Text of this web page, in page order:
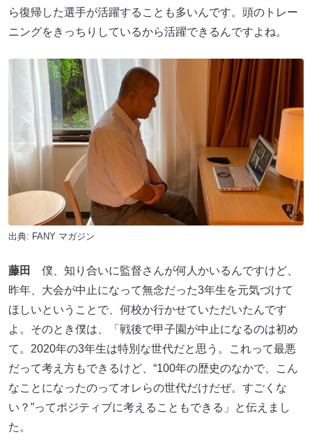
ら復帰した選手が活躍することも多いんです。頭のトレー
ニングをきっちりしているから活躍できるんですよね。
出典: FANY マガジン
藤田
僕、知り合いに監督さんが何人かいるんですけど、
昨年、大会が中止になって無念だった3年生を元気づけて
ほしいということで、何校か行かせていただいたんです
よ。そのとき僕は、「戦後で甲子園が中止になるのは初め
て。2020年の3年生は特別な世代だと思う。これって最悪
だって考え方もできるけど、“100年の歴史のなかで、こん
なことになったのってオレらの世代だけだぜ。すごくな
い？”ってポジティブに考えることもできる」と伝えまし
た。